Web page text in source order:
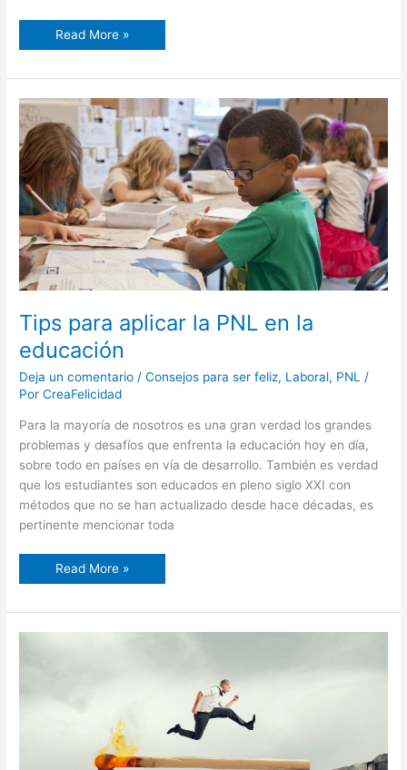
Read More »
Tips para aplicar la PNL en la
educación
Deja un comentario /Consejos para ser feliz, Laboral, PNL
/
PorCreaFelicidad
Para la mayoría de nosotros es una gran verdad los grandes
problemas y desafíos que enfrenta la educación hoy en día,
sobre todo en países en vía de desarrollo. También es verdad
que los estudiantes son educados en pleno siglo XXI con
métodos que no se han actualizado desde hace décadas, es
pertinente mencionar toda
Tips
aplicar
la
PNL
en
la
educación
Read More »
5
contratiempo.